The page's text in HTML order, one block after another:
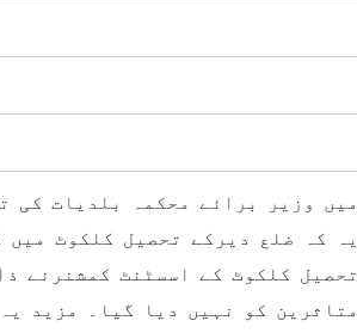
میں وزیر برائے محکمہ بلدیات کی
یہ کہ ضلع دیرکے تحصیل کلکوٹ
تحصیل کلکوٹ کے اسسٹنٹ کمشنرنے
متاثرین کو نہیں دیا گیا۔ مزید